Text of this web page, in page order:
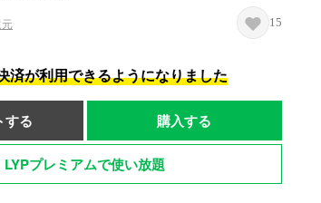
15
済が利用できるようになりました
する 購入する
LYPプレミアムで使い放題